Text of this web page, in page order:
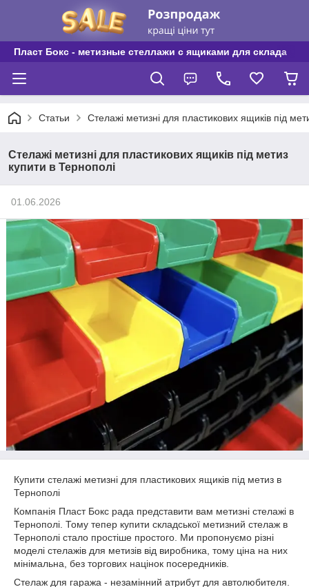
Пласт Бокс - метизные стеллажи с ящиками для склада
Статьи Стелажі метизні для пластикових ящиків під
Стелажі метизні для пластикових ящиків під метиз
купити в Тернополі
01.06.2026
Купити стелажі метизні для пластикових ящиків під метиз в
Тернополі
Компанія Пласт Бокс рада представити вам метизні стелажі в
Тернополі. Тому тепер купити складської метизний стелаж в
Тернополі стало простіше простого. Ми пропонуємо різні
моделі стелажів для метизів від виробника, тому ціна на них
мінімальна, без торгових націнок посередників.
Стелаж для гаража - незамінний атрибут для автолюбителя.